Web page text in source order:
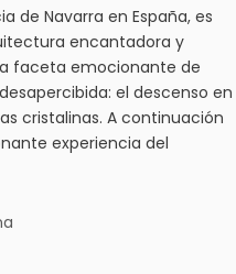
de Navarra en España, es
encantadora y
faceta emocionante de
el descenso en
cristalinas. A continuación
experiencia del